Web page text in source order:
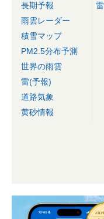
長期予報
雨雲レーダー
積雪マップ
PM2.5分布予測
世界の雨雲
雷(予報)
道路気象
黄砂情報